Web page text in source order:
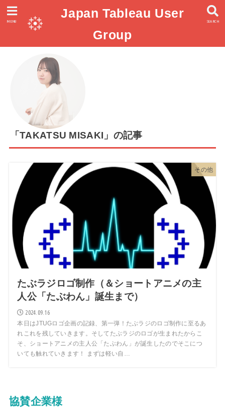
Japan Tableau User
Group
SEARCH
MENU
「TAKATSU MISAKI」の記事
その他
たぶラジロゴ制作（＆ショートアニメの主
人公「たぶわん」誕生まで）
2024.09.16
本日はJTUGロゴ企画の記録、第一弾！たぶラジのロゴ制作に至るあ
れこれを残していきます。そしてたぶラジのロゴが生まれたからこ
そ、ショートアニメの主人公「たぶわん」が誕生したのでそこにつ
いても触れていきます！ まずは軽い自…
協賛企業様